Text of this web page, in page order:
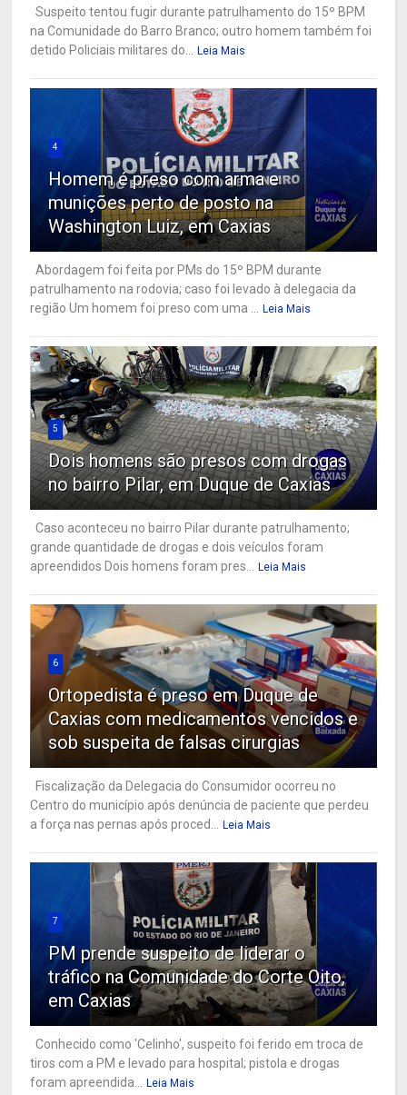
Suspeito tentou fugir durante patrulhamento do 15º BPM
na Comunidade do Barro Branco; outro homem também foi
detido Policiais militares do...
Leia Mais
4
Homem é preso com arma e
munições perto de posto na
Washington Luiz, em Caxias
Abordagem foi feita por PMs do 15º BPM durante
patrulhamento na rodovia; caso foi levado à delegacia da
região Um homem foi preso com uma ...
Leia Mais
5
Dois homens são presos com drogas
no bairro Pilar, em Duque de Caxias
Caso aconteceu no bairro Pilar durante patrulhamento;
grande quantidade de drogas e dois veículos foram
apreendidos Dois homens foram pres...
Leia Mais
6
Ortopedista é preso em Duque de
Caxias com medicamentos vencidos e
sob suspeita de falsas cirurgias
Fiscalização da Delegacia do Consumidor ocorreu no
Centro do município após denúncia de paciente que perdeu
a força nas pernas após proced...
Leia Mais
7
PM prende suspeito de liderar o
tráfico na Comunidade do Corte Oito,
em Caxias
Conhecido como 'Celinho', suspeito foi ferido em troca de
tiros com a PM e levado para hospital; pistola e drogas
foram apreendida...
Leia Mais